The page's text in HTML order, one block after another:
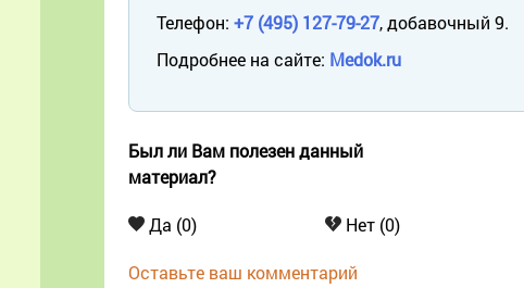
Телефон: +7 (495) 127-79-27, добавочный 9.
Подробнее на сайте: Medok.ru
Был ли Вам полезен данный
материал?
Да (0) Нет (0)
Оставьте ваш комментарий